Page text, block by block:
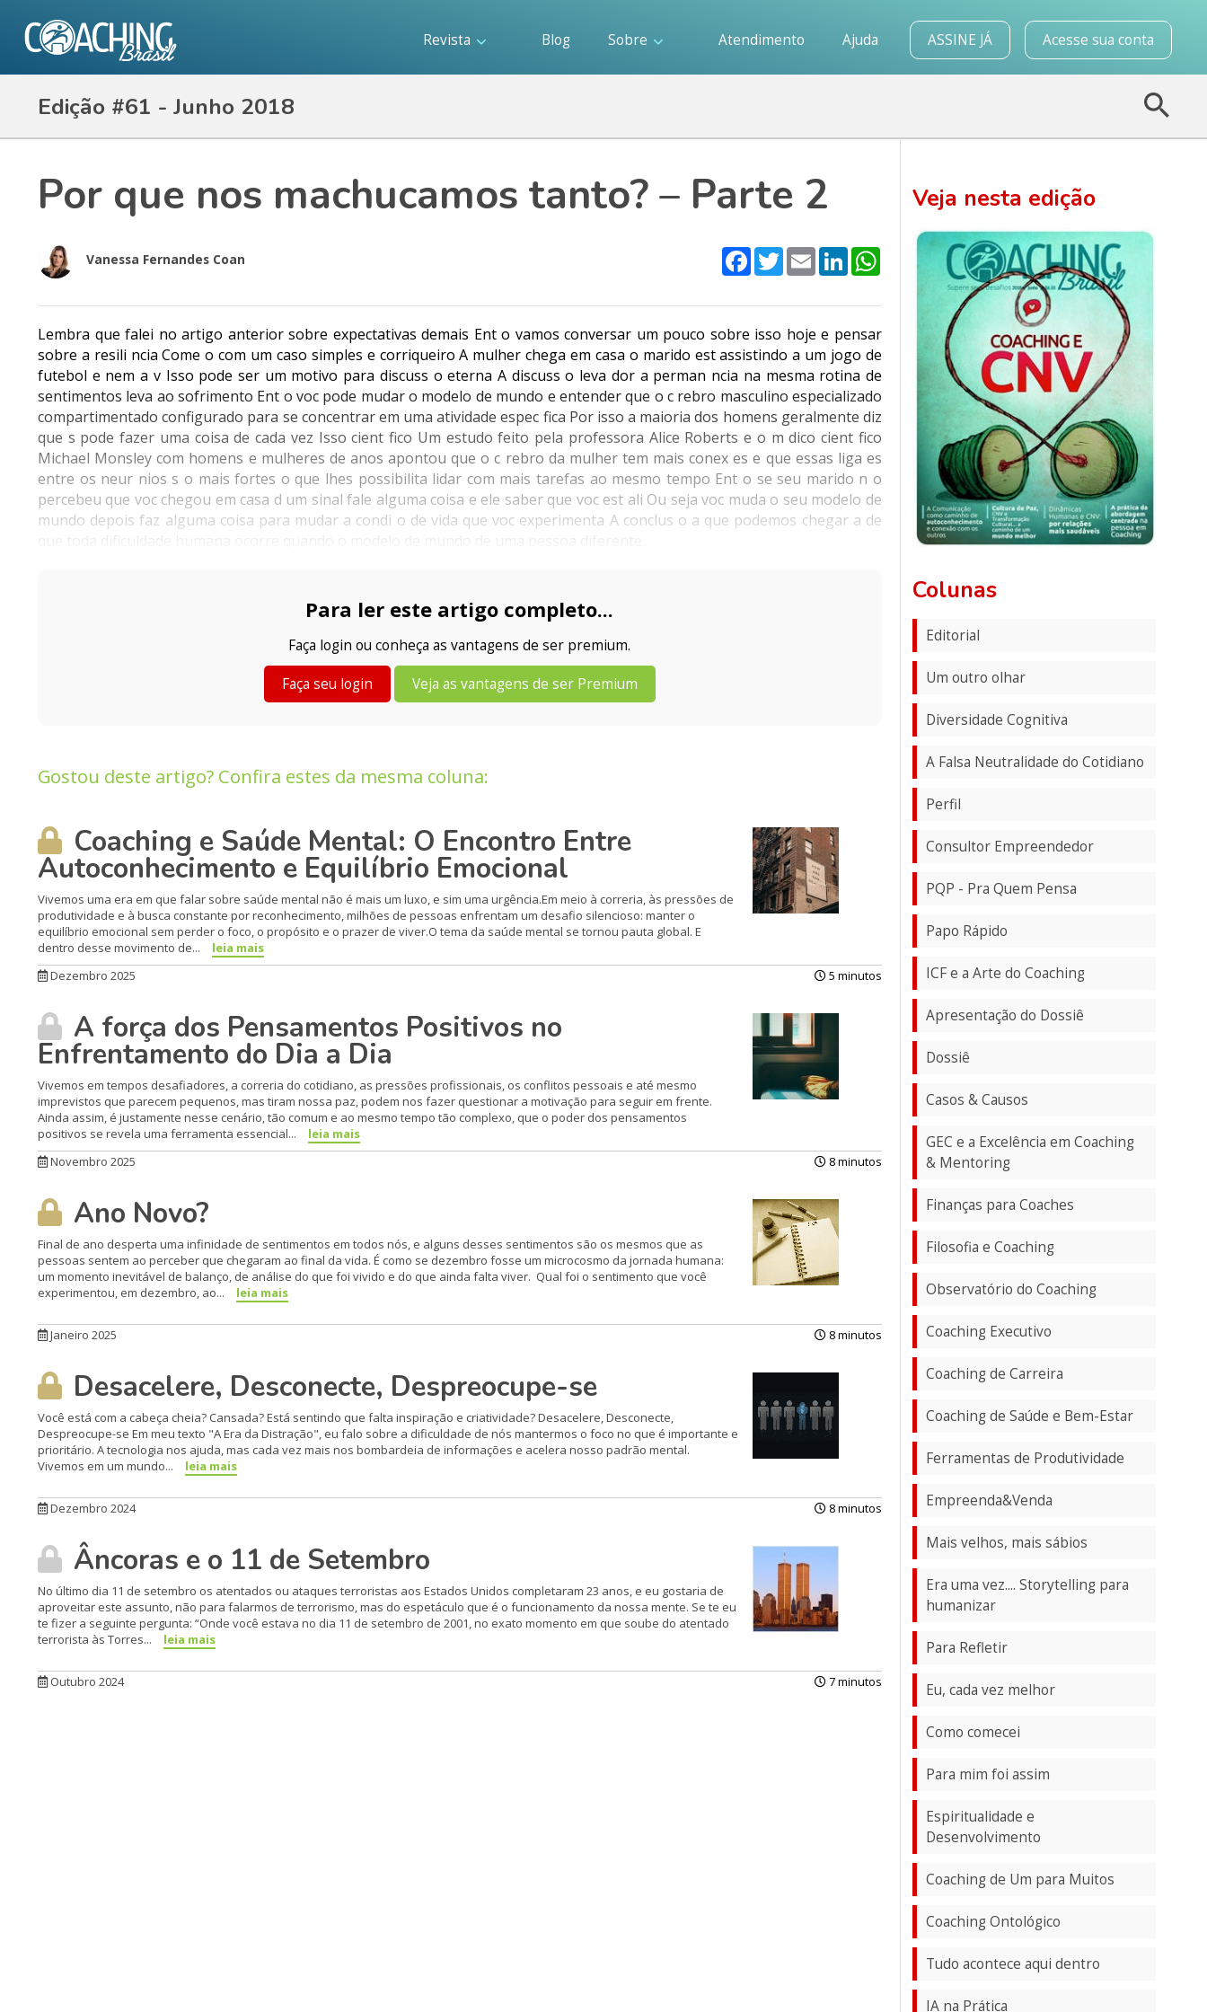
Revista Blog Sobre Atendimento Ajuda ASSINE JÁ Acesse sua conta
Edição #61 - Junho 2018
Por que nos machucamos tanto? – Parte 2
Vanessa Fernandes Coan Facebook
TwitterEmailLinkedInWhatsApp
Lembra que falei no artigo anterior sobre expectativas demais Ent o vamos conversar um pouco sobre isso hoje e pensar
sobre a resili ncia Come o com um caso simples e corriqueiro A mulher chega em casa o marido est assistindo a um jogo de
futebol e nem a v Isso pode ser um motivo para discuss o eterna A discuss o leva dor a perman ncia na mesma rotina de
sentimentos leva ao sofrimento Ent o voc pode mudar o modelo de mundo e entender que o c rebro masculino especializado
compartimentado configurado para se concentrar em uma atividade espec fica Por isso a maioria dos homens geralmente diz
que s pode fazer uma coisa de cada vez Isso cient fico Um estudo feito pela professora Alice Roberts e o m dico cient fico
Michael Monsley com homens e mulheres de anos apontou que o c rebro da mulher tem mais conex es e que essas liga es
entre os neur nios s o mais fortes o que lhes possibilita lidar com mais tarefas ao mesmo tempo Ent o se seu marido n o
percebeu que voc chegou em casa d um sinal fale alguma coisa e ele saber que voc est ali Ou seja voc muda o seu modelo de
mundo depois faz alguma coisa para mudar a condi o de vida que voc experimenta A conclus o a que podemos chegar a de
Para ler este artigo completo...
Faça login ou conheça as vantagens de ser premium.
Faça seu login Veja as vantagens de ser Premium
Gostou deste artigo? Confira estes da mesma coluna:
Coaching e Saúde Mental: O Encontro Entre
Autoconhecimento e Equilíbrio Emocional
Vivemos uma era em que falar sobre saúde mental não é mais um luxo, e sim uma urgência.Em meio à correria, às pressões de
produtividade e à busca constante por reconhecimento, milhões de pessoas enfrentam um desafio silencioso: manter o
equilíbrio emocional sem perder o foco, o propósito e o prazer de viver.O tema da saúde mental se tornou pauta global. E
dentro desse movimento de...
leia mais
Dezembro 2025
5 minutos
A força dos Pensamentos Positivos no
Enfrentamento do Dia a Dia
Vivemos em tempos desafiadores, a correria do cotidiano, as pressões profissionais, os conflitos pessoais e até mesmo
imprevistos que parecem pequenos, mas tiram nossa paz, podem nos fazer questionar a motivação para seguir em frente.
Ainda assim, é justamente nesse cenário, tão comum e ao mesmo tempo tão complexo, que o poder dos pensamentos
positivos se revela uma ferramenta essencial...
leia mais
Novembro 2025
8 minutos
Ano Novo?
Final de ano desperta uma infinidade de sentimentos em todos nós, e alguns desses sentimentos são os mesmos que as
pessoas sentem ao perceber que chegaram ao final da vida. É como se dezembro fosse um microcosmo da jornada humana:
um momento inevitável de balanço, de análise do que foi vivido e do que ainda falta viver. Qual foi o sentimento que você
experimentou, em dezembro, ao...
leia mais
Janeiro 2025 8 minutos
Desacelere, Desconecte, Despreocupe-se
Você está com a cabeça cheia? Cansada? Está sentindo que falta inspiração e criatividade? Desacelere, Desconecte,
Despreocupe-se Em meu texto "A Era da Distração", eu falo sobre a dificuldade de nós mantermos o foco no que é importante e
prioritário. A tecnologia nos ajuda, mas cada vez mais nos bombardeia de informações e acelera nosso padrão mental.
Vivemos em um mundo...
leia mais
Dezembro 2024 8 minutos
Âncoras e o 11 de Setembro
No último dia 11 de setembro os atentados ou ataques terroristas aos Estados Unidos completaram 23 anos, e eu gostaria de
aproveitar este assunto, não para falarmos de terrorismo, mas do espetáculo que é o funcionamento da nossa mente. Se te eu
te fizer a seguinte pergunta: “Onde você estava no dia 11 de setembro de 2001, no exato momento em que soube do atentado
terrorista às Torres...
leia mais
Outubro 2024 7 minutos
Veja nesta edição
Colunas
Editorial
Um outro olhar
Diversidade Cognitiva
A Falsa Neutralidade do Cotidiano
Perfil
Consultor Empreendedor
PQP - Pra Quem Pensa
Papo Rápido
ICF e a Arte do Coaching
Apresentação do Dossiê
Dossiê
Casos & Causos
GEC e a Excelência em Coaching
& Mentoring
Finanças para Coaches
Filosofia e Coaching
Observatório do Coaching
Coaching Executivo
Coaching de Carreira
Coaching de Saúde e Bem-Estar
Ferramentas de Produtividade
Empreenda&Venda
Mais velhos, mais sábios
Era uma vez.... Storytelling para
humanizar
Para Refletir
Eu, cada vez melhor
Como comecei
Para mim foi assim
Espiritualidade e
Desenvolvimento
Coaching de Um para Muitos
Coaching Ontológico
Tudo acontece aqui dentro
IA na Prática